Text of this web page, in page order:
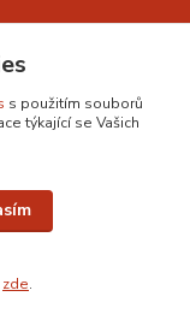
s použitím souborů
týkající se Vašich
zde.